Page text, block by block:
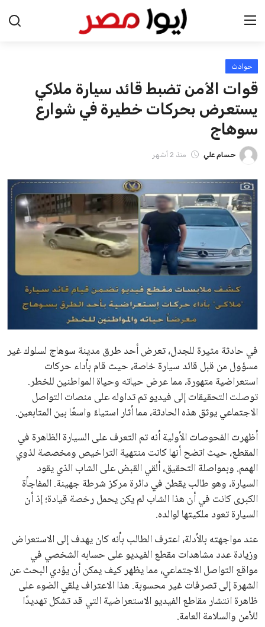
الرئيسية
اخبار مصر
عرب وعالم
اقتصاد
اخبار الرياضة
منوعات
فن وثقافة
علوم وتكنولوجيا
المرأة والجمال
محافظات
حوادث
قوات الأمن تضبط قائد سيارة ملاكي
يستعرض بحركات خطيرة في شوارع
سوهاج
حسام علي منذ 2 أشهر
في حادثة مثيرة للجدل، تعرض أحد طرق مدينة سوهاج لسلوك غير
مسؤول من قبل قائد سيارة خاصة، حيث قام بأداء حركات
استعراضية متهورة، مما عرض حياته وحياة المواطنين للخطر.
توصلت التحقيقات إلى فيديو تم تداوله على منصات التواصل
الاجتماعي يوثق هذه الحادثة، مما أثار استياءً واسعًا بين المتابعين.
أظهرت الفحوصات الأولية أنه تم التعرف على السيارة الظاهرة في
المقطع، حيث اتضح أنها كانت منتهية التراخيص ومخصصة لذوي
الهمم. وبمواصلة التحقيق، ألقي القبض على الشاب الذي يقود
السيارة، وهو طالب يقطن في دائرة مركز شرطة جهينة. المفاجأة
الكبرى كانت في أن هذا الشاب لم يكن يحمل رخصة قيادة؛ إذ أن
السيارة تعود ملكيتها لوالده.
عند مواجهته بالأدلة، اعترف الطالب بأنه كان يهدف إلى الاستعراض
وزيادة عدد مشاهدات مقطع الفيديو على حسابه الشخصي في
مواقع التواصل الاجتماعي، مما يظهر كيف يمكن أن يؤدي البحث عن
الشهرة إلى تصرفات غير محسوبة. هذا الاعتراف يلقي الضوء على
ظاهرة انتشار مقاطع الفيديو الاستعراضية التي قد تشكل تهديدًا
للأمن والسلامة العامة.